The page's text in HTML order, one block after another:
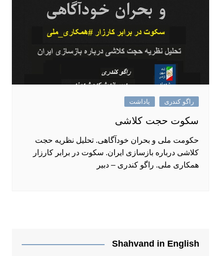
راگو کندری یاداشت
سکوت حجت کلاشی
حکومت ملی و بحران خودآگاهی. تحلیل نظریه حجت
کلاشی درباره بازسازی ایران. سکوت در برابر کارزار
همکاری ملی. راگو کندری – دبیر
Shahvand in English